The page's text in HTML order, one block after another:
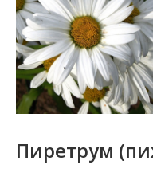
Пиретрум